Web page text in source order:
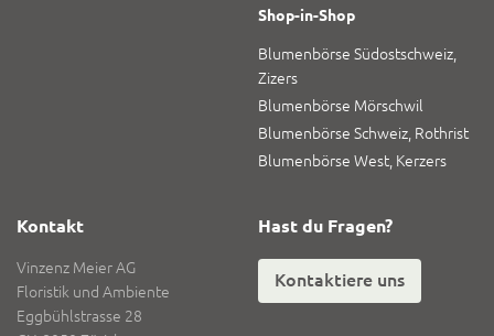
Shop-in-Shop
Blumenbörse Südostschweiz,
Zizers
Blumenbörse Mörschwil
Blumenbörse Schweiz, Rothrist
Blumenbörse West, Kerzers
Kontakt
Vinzenz Meier AG
Floristik und Ambiente
Eggbühlstrasse 28
Hast du Fragen?
Kontaktiere uns